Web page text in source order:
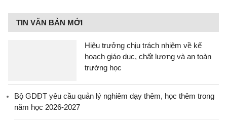
TIN VĂN BẢN MỚI
Hiệu trưởng chịu trách nhiệm về kế
hoạch giáo dục, chất lượng và an toàn
trường học
Bộ GDĐT yêu cầu quản lý nghiêm dạy thêm, học thêm trong
năm học 2026-2027